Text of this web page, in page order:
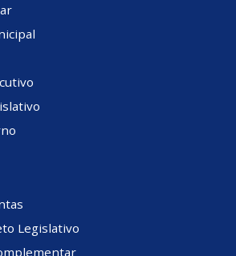
Legislativo